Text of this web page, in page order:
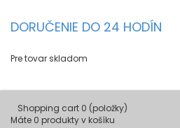
DORUČENIE DO 24 HODÍN
Pre tovar skladom
Shopping cart 0 (položky)
Máte 0 produkty v košíku